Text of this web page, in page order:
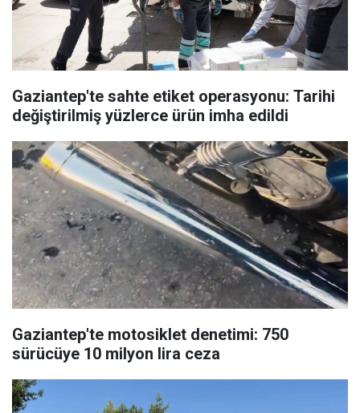
Gaziantep'te sahte etiket operasyonu: Tarihi
değiştirilmiş yüzlerce ürün imha edildi
Gaziantep'te motosiklet denetimi: 750
sürücüye 10 milyon lira ceza